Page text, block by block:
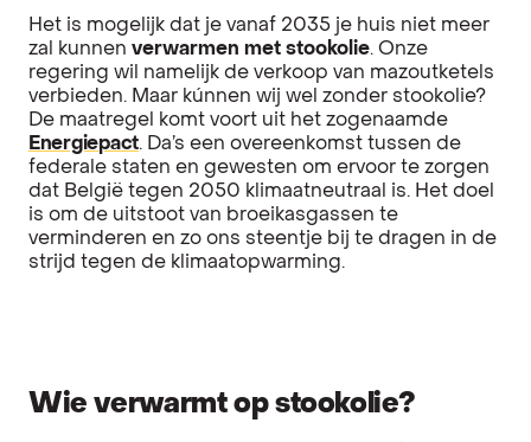
Het is mogelijk dat je vanaf 2035 je huis niet meer
zal kunnen verwarmen met stookolie. Onze
regering wil namelijk de verkoop van mazoutketels
verbieden. Maar kúnnen wij wel zonder stookolie?
De maatregel komt voort uit het zogenaamde
Energiepact. Da’s een overeenkomst tussen de
federale staten en gewesten om ervoor te zorgen
dat België tegen 2050 klimaatneutraal is. Het doel
is om de uitstoot van broeikasgassen te
verminderen en zo ons steentje bij te dragen in de
strijd tegen de klimaatopwarming.
Wie verwarmt op stookolie?